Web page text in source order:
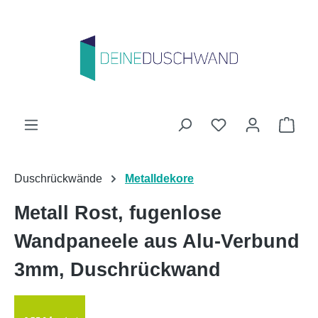
Du hast 0
Duschrückwände Metalldekore
Metall Rost, fugenlose
Wandpaneele aus Alu-Verbund
3mm, Duschrückwand